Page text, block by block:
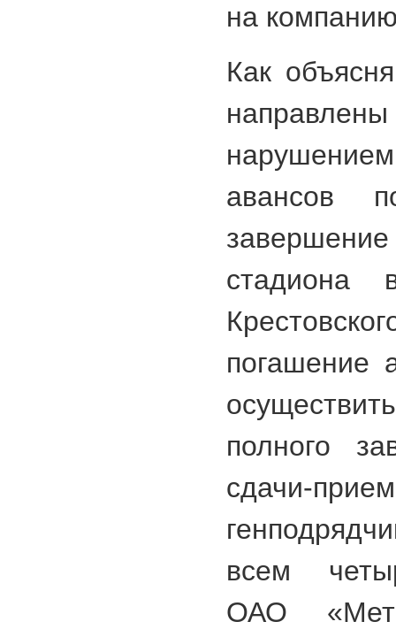
на
Как
авансов
стадиона
погашение
полного
сдачи-
всем
ОАО